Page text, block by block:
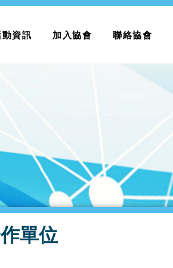
動資訊 加入協會 聯絡協會
單位